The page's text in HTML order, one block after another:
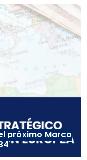
próximo Marco